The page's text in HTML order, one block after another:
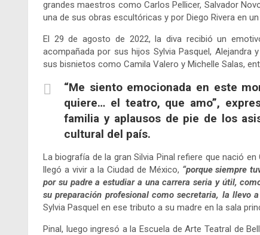
grandes maestros como Carlos Pellicer, Salvador
una de sus obras escultóricas y por Diego Rivera en
El 29 de agosto de 2022, la diva recibió un
acompañada por sus hijos Sylvia Pasquel, Alejandra
sus bisnietos como Camila Valero y Michelle Salas,
“Me siento emocionada en este
quiere… el teatro, que amo”,
familia y aplausos de pie de los
cultural del país.
La biografía de la gran Silvia Pinal refiere que nació
llegó a vivir a la Ciudad de México, “porque siempre
por su padre a estudiar a una carrera seria y útil,
su preparación profesional como secretaria, la llevo
Sylvia Pasquel en ese tributo a su madre en la sala
Pinal, luego ingresó a la Escuela de Arte Teatral de